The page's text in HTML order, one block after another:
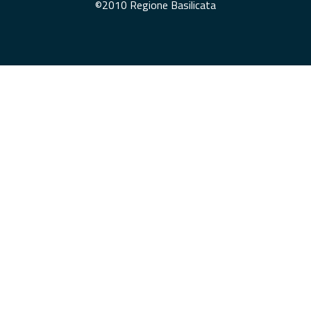
©2010 Regione Basilicata